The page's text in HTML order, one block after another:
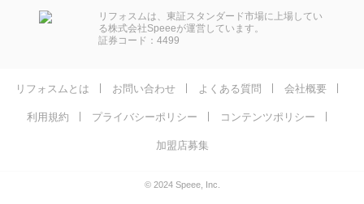
リフォスムは、東証スタンダード市場に上場してい
る株式会社Speeeが運営しています。
証券コード：4499
リフォスムとは お問い合わせ よくある質問 会社概要
利用規約 プライバシーポリシー コンテンツポリシー
加盟店募集
© 2024 Speee, Inc.